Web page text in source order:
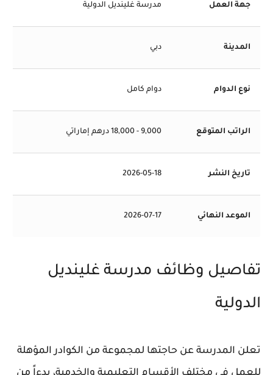
جهة العمل مدرسة غلينديل الدولية
المدينة دبي
نوع الدوام دوام كامل
الراتب المتوقع 9,000 - 18,000 درهم إماراتي
تاريخ النشر 2026-05-18
الموعد النهائي 2026-07-17
تفاصيل وظائف مدرسة غلينديل
الدولية
تعلن المدرسة عن حاجتها لمجموعة من الكوادر المؤهلة